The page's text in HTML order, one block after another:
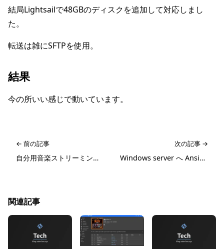
結局Lightsailで48GBのディスクを追加して対応しまし
た。
転送は雑にSFTPを使用。
結果
今の所いい感じで動いています。
← 前の記事
自分用音楽ストリーミングサーバを考える1
次の記事 →
Windows server へ Ansibleから設定する準備
関連記事